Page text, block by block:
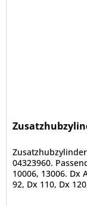
04323960.
10006, 13006. Dx
92, Dx 110, Dx